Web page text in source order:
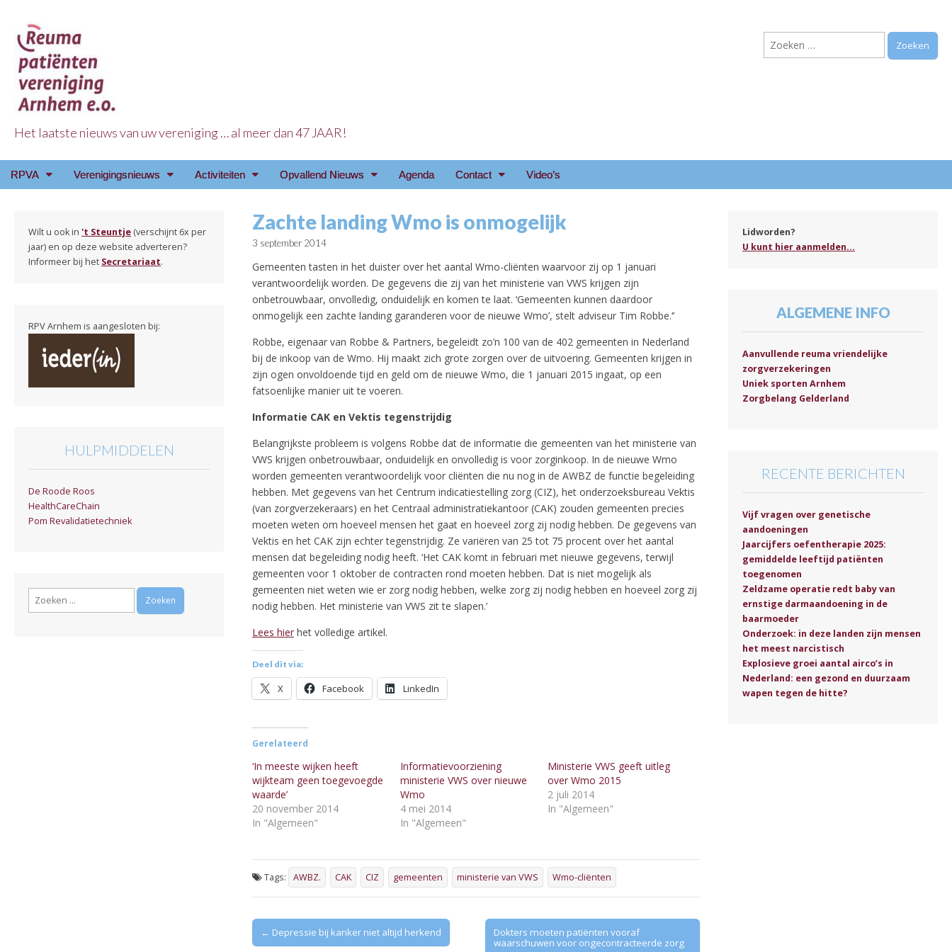
Reuma Patienten Vereniging Arnhem e.o.
Het laatste nieuws van uw vereniging … al meer dan 47 JAAR!
Zoeken
naar:
Main
Skip
RPVA Verenigingsnieuws Activiteiten Opvallend Nieuws Agenda Contact Video’s
Zachte landing Wmo is onmogelijk
3 september 2014
Gemeenten tasten in het duister over het aantal Wmo-cliënten waarvoor zij op 1 januari
verantwoordelijk worden. De gegevens die zij van het ministerie van VWS krijgen zijn
onbetrouwbaar, onvolledig, onduidelijk en komen te laat. ‘Gemeenten kunnen daardoor
onmogelijk een zachte landing garanderen voor de nieuwe Wmo’, stelt adviseur Tim Robbe.‘’
Robbe, eigenaar van Robbe & Partners, begeleidt zo’n 100 van de 402 gemeenten in Nederland
bij de inkoop van de Wmo. Hij maakt zich grote zorgen over de uitvoering. Gemeenten krijgen in
zijn ogen onvoldoende tijd en geld om de nieuwe Wmo, die 1 januari 2015 ingaat, op een
fatsoenlijke manier uit te voeren.
Informatie CAK en Vektis tegenstrijdig
Belangrijkste probleem is volgens Robbe dat de informatie die gemeenten van het ministerie van
VWS krijgen onbetrouwbaar, onduidelijk en onvolledig is voor zorginkoop. In de nieuwe Wmo
worden gemeenten verantwoordelijk voor cliënten die nu nog in de AWBZ de functie begeleiding
hebben. Met gegevens van het Centrum indicatiestelling zorg (CIZ), het onderzoeksbureau Vektis
(van zorgverzekeraars) en het Centraal administratiekantoor (CAK) zouden gemeenten precies
moeten weten om hoeveel mensen het gaat en hoeveel zorg zij nodig hebben. De gegevens van
Vektis en het CAK zijn echter tegenstrijdig. Ze variëren van 25 tot 75 procent over het aantal
mensen dat begeleiding nodig heeft. ‘Het CAK komt in februari met nieuwe gegevens, terwijl
gemeenten voor 1 oktober de contracten rond moeten hebben. Dat is niet mogelijk als
gemeenten niet weten wie er zorg nodig hebben, welke zorg zij nodig hebben en hoeveel zorg zij
nodig hebben. Het ministerie van VWS zit te slapen.’
Lees hier het volledige artikel.
Deel dit via:
X Facebook LinkedIn
Gerelateerd
‘In meeste wijken heeft
wijkteam geen toegevoegde
waarde’
20 november 2014
In "Algemeen"
Informatievoorziening
ministerie VWS over nieuwe
Wmo
4 mei 2014
In "Algemeen"
Ministerie VWS geeft uitleg
over Wmo 2015
2 juli 2014
In "Algemeen"
Tags: AWBZ. CAK CIZ gemeenten ministerie van VWS Wmo-cliënten
Post
navigation
← Depressie bij kanker niet altijd herkend
Dokters moeten patiënten vooraf
waarschuwen voor ongecontracteerde zorg
Wilt u ook in 't Steuntje (verschijnt 6x per
jaar) en op deze website adverteren?
Informeer bij het Secretariaat.
RPV Arnhem is aangesloten bij:
HULPMIDDELEN
De Roode Roos
HealthCareChain
Pom Revalidatietechniek
Zoeken
Lidworden?
U kunt hier aanmelden...
ALGEMENE INFO
Aanvullende reuma vriendelijke
zorgverzekeringen
Uniek sporten Arnhem
Zorgbelang Gelderland
RECENTE BERICHTEN
Vijf vragen over genetische
aandoeningen
Jaarcijfers oefentherapie 2025:
gemiddelde leeftijd patiënten
toegenomen
Zeldzame operatie redt baby van
ernstige darmaandoening in de
baarmoeder
Onderzoek: in deze landen zijn mensen
het meest narcistisch
Explosieve groei aantal airco’s in
Nederland: een gezond en duurzaam
wapen tegen de hitte?